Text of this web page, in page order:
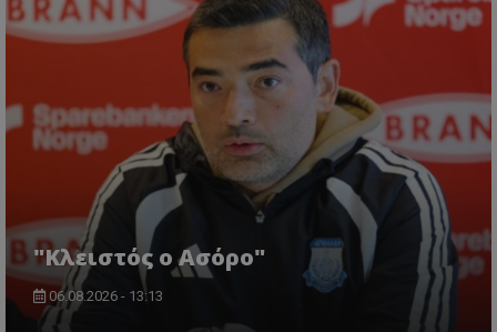
"Κλειστός ο Ασόρο"
06.08.2026 - 13:13